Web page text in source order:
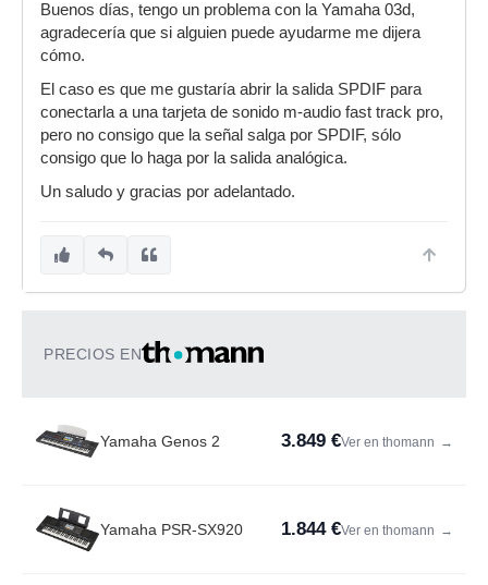
Buenos días, tengo un problema con la Yamaha 03d,
agradecería que si alguien puede ayudarme me dijera
cómo.
El caso es que me gustaría abrir la salida SPDIF para
conectarla a una tarjeta de sonido m-audio fast track pro,
pero no consigo que la señal salga por SPDIF, sólo
consigo que lo haga por la salida analógica.
Un saludo y gracias por adelantado.
PRECIOS EN
Yamaha Genos 2 3.849 €Ver en thomann →
Yamaha PSR-SX920 1.844 €Ver en thomann →